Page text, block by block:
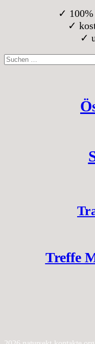
✓
✓
✓
Suche
nach:
Treffe